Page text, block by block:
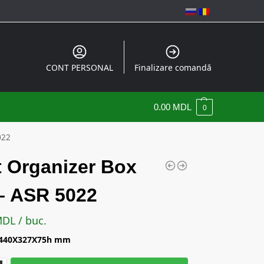
CONT PERSONAL Finalizare comandă
0.00 MDL 0
Organizer Box
ASR 5022
/ buc.
mm